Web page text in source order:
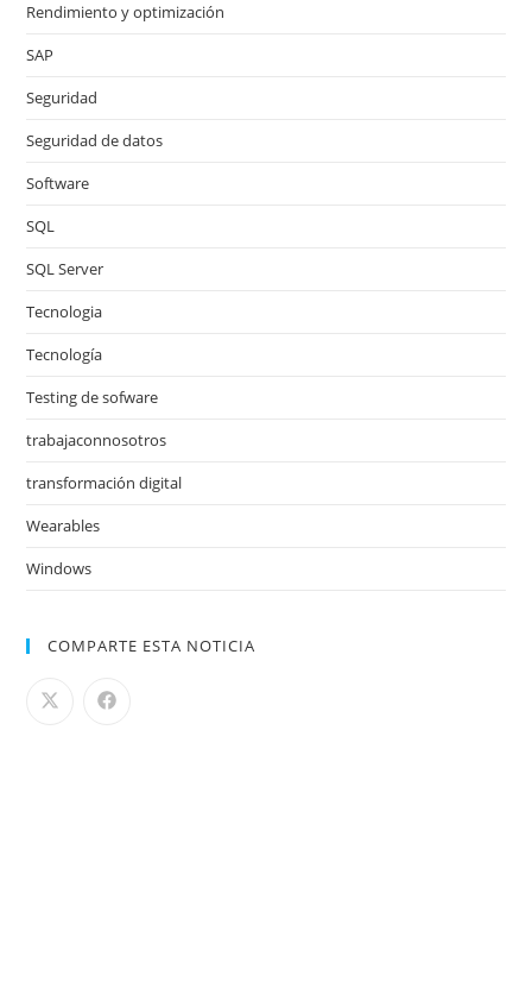
Rendimiento y optimización
SAP
Seguridad
Seguridad de datos
Software
SQL
SQL Server
Tecnologia
Tecnología
Testing de sofware
trabajaconnosotros
transformación digital
Wearables
Windows
COMPARTE ESTA NOTICIA